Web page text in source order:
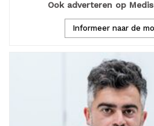
Ook adverteren op
Informeer naar de